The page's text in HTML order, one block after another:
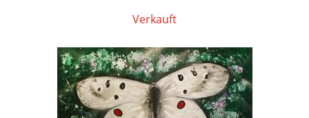
Verkauft